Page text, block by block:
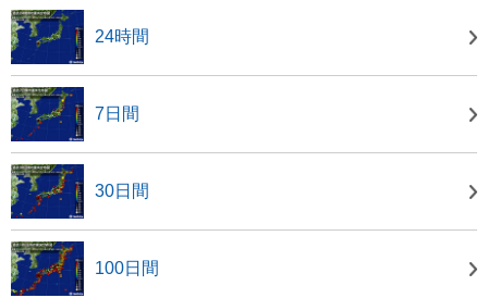
24時間
7日間
30日間
100日間